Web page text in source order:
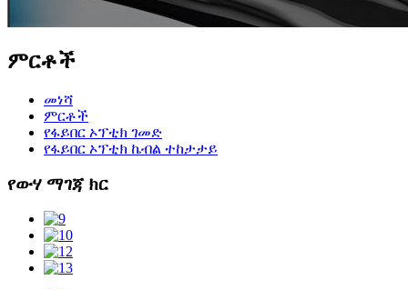
ምርቶች
መነሻ
ምርቶች
የፋይበር ኦፕቲክ ገመድ
የፋይበር ኦፕቲክ ኬብል ተከታታይ
የውሃ ማገጃ ክር